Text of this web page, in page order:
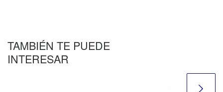
TAMBIÉN TE PUEDE
INTERESAR